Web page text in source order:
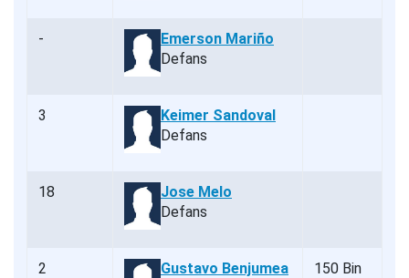
-
Emerson Mariño
Defans
3
Keimer Sandoval
Defans
18
Jose Melo
Defans
2
Gustavo Benjumea
150 Bin